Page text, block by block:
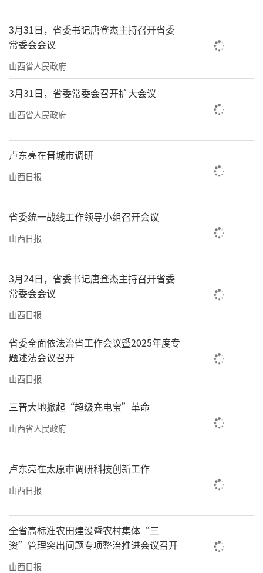
量发展的新时代乐章。
（王佳丽）
责任编辑：李梓涵
3月31日，省委书记唐登杰主持召开省委
常委会会议
山西省人民政府
3月31日，省委常委会召开扩大会议
山西省人民政府
卢东亮在晋城市调研
山西日报
省委统一战线工作领导小组召开会议
山西日报
3月24日，省委书记唐登杰主持召开省委
常委会会议
山西日报
省委全面依法治省工作会议暨2025年度专
题述法会议召开
山西日报
三晋大地掀起“超级充电宝”革命
山西省人民政府
卢东亮在太原市调研科技创新工作
山西日报
全省高标准农田建设暨农村集体“三
资”管理突出问题专项整治推进会议召开
山西日报